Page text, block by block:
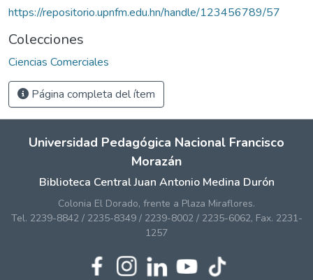
https://repositorio.upnfm.edu.hn/handle/123456789/57
Colecciones
Ciencias Comerciales
Página completa del ítem
Universidad Pedagógica Nacional Francisco
Morazán
Biblioteca Central Juan Antonio Medina Durón
Colonia El Dorado, frente a Plaza Miraflores.
Tel. 2239-8842 / 2235-8349 / 2239-8002 / 2235-6062, Fax. 2231-
1257